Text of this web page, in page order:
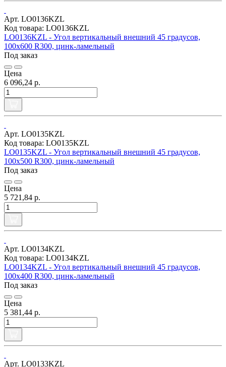
Арт. LO0136KZL
Код товара: LO0136KZL
LO0136KZL - Угол вертикальный внешний 45 градусов,
100х600 R300, цинк-ламельный
Под заказ
Цена
6 096,24 р.
Арт. LO0135KZL
Код товара: LO0135KZL
LO0135KZL - Угол вертикальный внешний 45 градусов,
100х500 R300, цинк-ламельный
Под заказ
Цена
5 721,84 р.
Арт. LO0134KZL
Код товара: LO0134KZL
LO0134KZL - Угол вертикальный внешний 45 градусов,
100х400 R300, цинк-ламельный
Под заказ
Цена
5 381,44 р.
Арт. LO0133KZL